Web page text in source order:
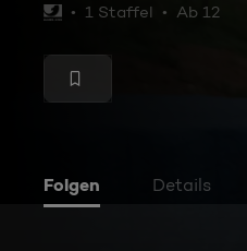
1 Staffel Ab 12
Folgen Details